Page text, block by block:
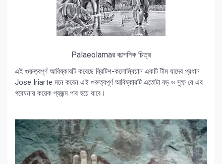
Palaeolamaর কাল্পনিক চিত্র
এই গুরুত্বপূর্ণ আবিষ্কারটি করেছে ব্রিটিশ-কলোম্বিয়ান একটি টীম যাদের প্রধান
Jose Iriarte মনে করেন এই গুরুত্বপূর্ণ আবিষ্কারটি এতোটা বড় ও সুক্ষ্ণ যে এর
গবেষনায় কয়েক প্রজন্ম পার হয়ে যাবে‍।